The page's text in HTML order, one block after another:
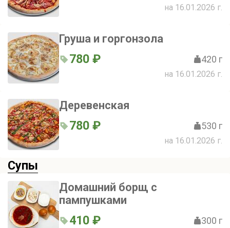
на 16.01.2026 г.
Груша и горгонзола
780 ₽ 420 г
на 16.01.2026 г.
Деревенская
780 ₽ 530 г
на 16.01.2026 г.
Супы
Домашний борщ с
пампушками
410 ₽ 300 г